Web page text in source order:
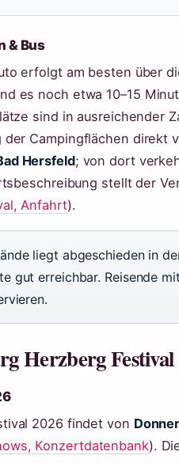
& Bus
erfolgt am besten über
es noch etwa 10–15
sind in ausreichender
Campingflächen direkt
Hersfeld; von dort
stellt der
Anfahrt).
liegt abgeschieden in
gut erreichbar. Reisende
Herzberg Festival
2026 findet von
Konzertdatenbank).